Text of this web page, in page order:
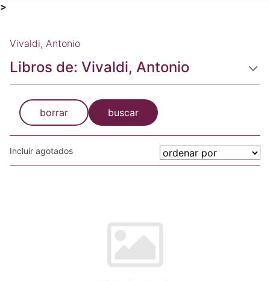
>
Vivaldi, Antonio
Libros de: Vivaldi, Antonio
borrar buscar
Incluir agotados